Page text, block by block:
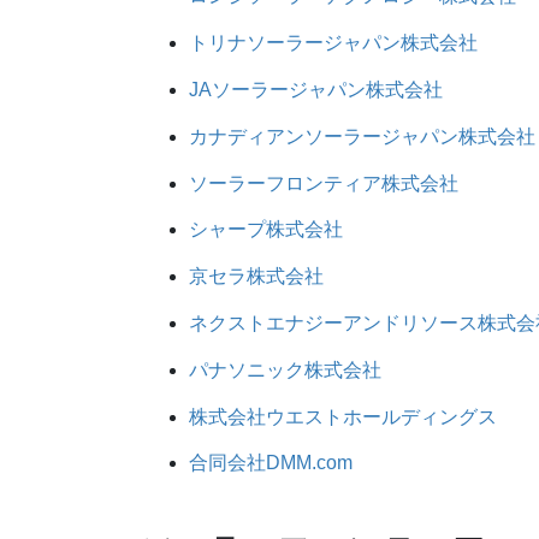
トリナソーラージャパン株式会社
JAソーラージャパン株式会社
カナディアンソーラージャパン株式会社
ソーラーフロンティア株式会社
シャープ株式会社
京セラ株式会社
ネクストエナジーアンドリソース株式会
パナソニック株式会社
株式会社ウエストホールディングス
合同会社DMM.com